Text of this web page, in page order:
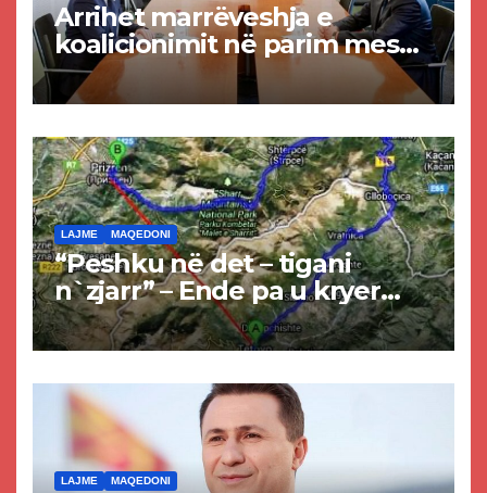
Arrihet marrëveshja e
koalicionimit në parim mes
Kurtit dhe Abdixhikut
LAJME MAQEDONI
“Peshku në det – tigani
n`zjarr” – Ende pa u kryer
projekti i tunelit, komuna e
Tetovës nis punimet për
LAJME MAQEDONI